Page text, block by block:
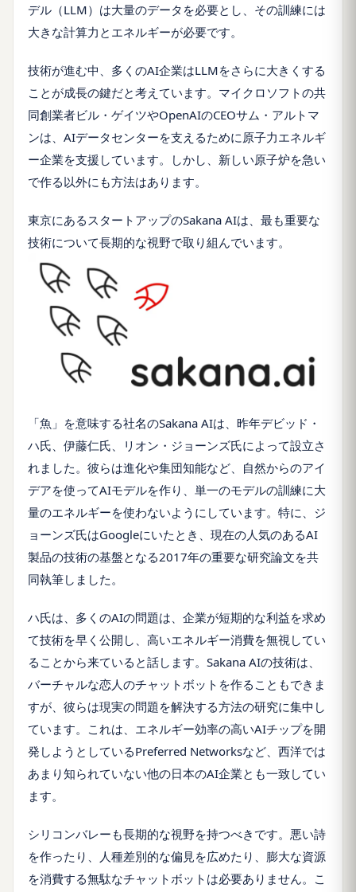
デル（LLM）は大量のデータを必要とし、その訓練には
大きな計算力とエネルギーが必要です。
技術が進む中、多くのAI企業はLLMをさらに大きくする
ことが成長の鍵だと考えています。マイクロソフトの共
同創業者ビル・ゲイツやOpenAIのCEOサム・アルトマ
ンは、AIデータセンターを支えるために原子力エネルギ
ー企業を支援しています。しかし、新しい原子炉を急い
で作る以外にも方法はあります。
東京にあるスタートアップのSakana AIは、最も重要な
技術について長期的な視野で取り組んでいます。
「魚」を意味する社名のSakana AIは、昨年デビッド・
ハ氏、伊藤仁氏、リオン・ジョーンズ氏によって設立さ
れました。彼らは進化や集団知能など、自然からのアイ
デアを使ってAIモデルを作り、単一のモデルの訓練に大
量のエネルギーを使わないようにしています。特に、ジ
ョーンズ氏はGoogleにいたとき、現在の人気のあるAI
製品の技術の基盤となる2017年の重要な研究論文を共
同執筆しました。
ハ氏は、多くのAIの問題は、企業が短期的な利益を求め
て技術を早く公開し、高いエネルギー消費を無視してい
ることから来ていると話します。Sakana AIの技術は、
バーチャルな恋人のチャットボットを作ることもできま
すが、彼らは現実の問題を解決する方法の研究に集中し
ています。これは、エネルギー効率の高いAIチップを開
発しようとしているPreferred Networksなど、西洋では
あまり知られていない他の日本のAI企業とも一致してい
ます。
シリコンバレーも長期的な視野を持つべきです。悪い詩
を作ったり、人種差別的な偏見を広めたり、膨大な資源
を消費する無駄なチャットボットは必要ありません。こ